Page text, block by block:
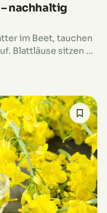
nachhaltig
im Beet, tauchen
Blattläuse sitzen an